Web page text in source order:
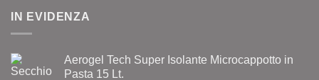
75,00€
IN EVIDENZA
Aerogel Tech Super Isolante Microcappotto in
Pasta 15 Lt.